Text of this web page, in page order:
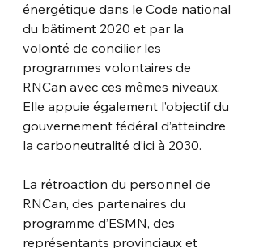
énergétique dans le Code national
du bâtiment 2020 et par la
volonté de concilier les
programmes volontaires de
RNCan avec ces mêmes niveaux.
Elle appuie également l’objectif du
gouvernement fédéral d’atteindre
la carboneutralité d’ici à 2030.
La rétroaction du personnel de
RNCan, des partenaires du
programme d’ESMN, des
représentants provinciaux et